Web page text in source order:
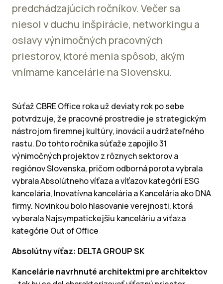
predchádzajúcich ročníkov. Večer sa
niesol v duchu inšpirácie, networkingu a
oslavy výnimočných pracovných
priestorov, ktoré menia spôsob, akým
vnímame kancelárie na Slovensku.
Súťaž CBRE Office roka už deviaty rok po sebe
potvrdzuje, že pracovné prostredie je strategickým
nástrojom firemnej kultúry, inovácií a udržateľného
rastu. Do tohto ročníka súťaže zapojilo 31
výnimočných projektov z rôznych sektorov a
regiónov Slovenska, pričom odborná porota vybrala
vybrala Absolútneho víťaza a víťazov kategórií ESG
kancelária, Inovatívna kancelária a Kancelária ako DNA
firmy. Novinkou bolo hlasovanie verejnosti, ktorá
vyberala Najsympatickejšiu kanceláriu a víťaza
kategórie Out of Office
Absolútny víťaz: DELTA GROUP SK
Kancelárie navrhnuté architektmi pre architektov